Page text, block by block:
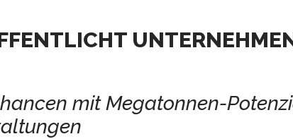
mit Megatonnen-